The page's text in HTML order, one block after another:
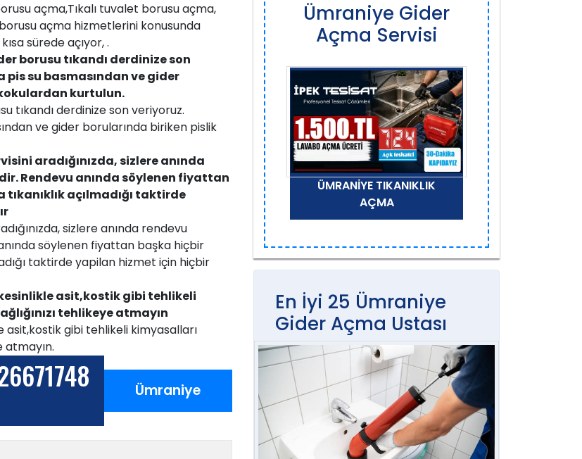
açma,Tıkalı tuvalet borusu açma,
açma hizmetlerini konusunda
sürede açıyor, .
borusu tıkandı derdinize son
pis su basmasından ve gider
kurtulun.
tıkandı derdinize son veriyoruz.
ve gider borularında biriken pislik
aradığınızda, sizlere anında
Rendevu anında söylenen fiyattan
açılmadığı taktirde
sizlere anında rendevu
söylenen fiyattan başka hiçbir
taktirde yapilan hizmet için hiçbir
asit,kostik gibi tehlikeli
tehlikeye atmayın
asit,kostik gibi tehlikeli kimyasalları
atmayın.
Ümraniye
Ümraniye Gider
Açma Servisi
ÜMRANIYE TIKANIKLIK
AÇMA
En İyi 25 Ümraniye
Gider Açma Ustası